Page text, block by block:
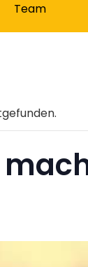
Team